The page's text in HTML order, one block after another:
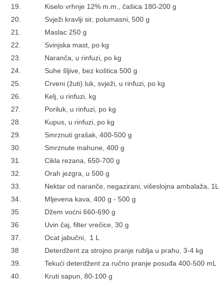
19.
Kiselo vrhnje 12% m.m., čašica 180-200 g
20.
Svježi kravlji sir, polumasni, 500 g
21.
Maslac 250 g
22.
Svinjska mast, po kg
23.
Naranča, u rinfuzi, po kg
24.
Suhe šljive, bez koštica 500 g
25.
Crveni (žuti) luk, svježi, u rinfuzi, po kg
26.
Kelj, u rinfuzi, kg
27.
Poriluk, u rinfuzi, po kg
28.
Kupus, u rinfuzi, po kg
29.
Smrznuti grašak, 400-500 g
30.
Smrznute mahune, 400 g
31.
Cikla rezana, 650-700 g
32.
Orah jezgra, u 500 g
33.
Nektar od naranče, negazirani, višeslojna ambalaža, 1L
34.
Mljevena kava, 400 g - 500 g
35.
Džem voćni 660-690 g
36
Uvin čaj, filter vrečice, 30 g
37.
Ocat jabučni, 1 L
38
Deterdžent za strojno pranje rublja u prahu, 3-4 kg
39.
Tekući deterdžent za ručno pranje posuđa 400-500 mL
40.
Kruti sapun, 80-100 g